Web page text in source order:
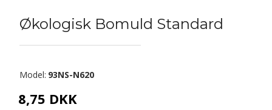
Økologisk Bomuld Standard
8,75 DKK
Model: 93NS-N620